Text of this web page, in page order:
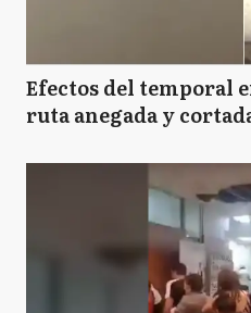
Efectos del temporal
ruta anegada y